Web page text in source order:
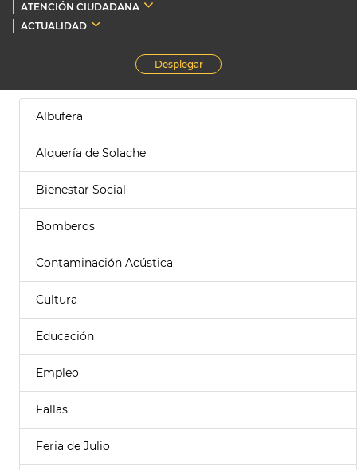
ATENCIÓN CIUDADANA
ACTUALIDAD
Desplegar
Albufera
Alquería de Solache
Bienestar Social
Bomberos
Contaminación Acústica
Cultura
Educación
Empleo
Fallas
Feria de Julio